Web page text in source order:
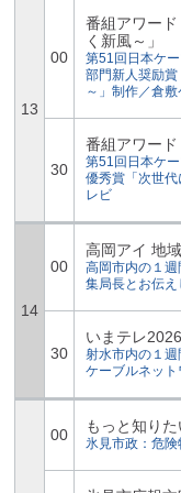
13
00
番組アワー
く新風～」
第51回日本ケ
部門新人奨励
～」制作／倉
30
番組アワード
第51回日本ケ
優秀賞「次世
レビ
14
00
高岡アイ 地
高岡市内の１
集局長とお伝
30
いまテレ2026
射水市内の１
ケーブルネット
00 もっと知り
氷見市政：危険